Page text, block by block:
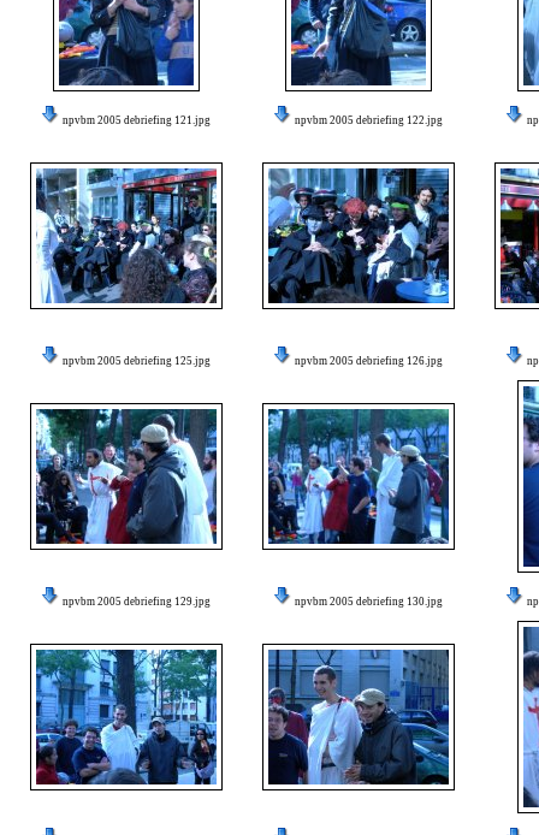
npvbm 2005 debriefing 121.jpg npvbm 2005 debriefing 122.jpg
npvbm 2005 debriefing 125.jpg npvbm 2005 debriefing 126.jpg
npvbm 2005 debriefing 129.jpg npvbm 2005 debriefing 130.jpg